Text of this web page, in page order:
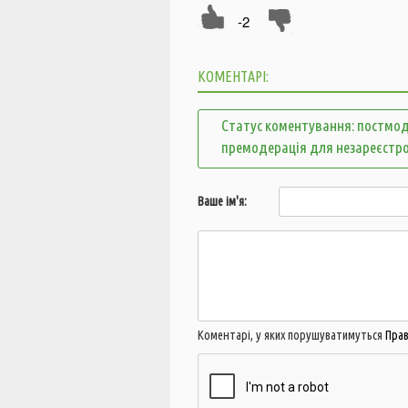
-2
КОМЕНТАРІ:
Статус коментування:
премодерація для
Ваше ім'я:
Коментарі, у яких порушуватимуться